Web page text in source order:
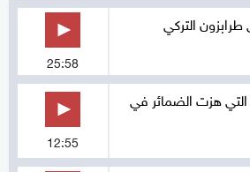
التركي
25:58
هزت الضمائر في
12:55